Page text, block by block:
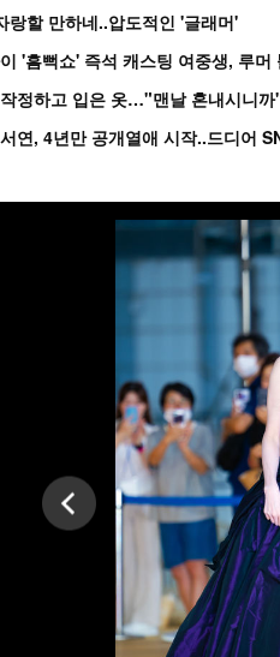
랑할 만하네..압도적인 '글래머'
정하고 입은 옷…"맨날 혼내시니